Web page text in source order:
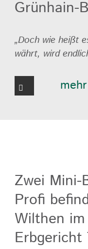
Grünhain-
„Doch wie heißt
währt, wird
Zwei Mini-
Profi
Wilthen
Erbgericht